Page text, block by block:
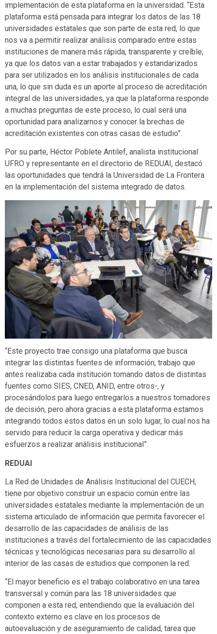
implementación de esta plataforma en la universidad. “Esta
plataforma está pensada para integrar los datos de las 18
universidades estatales que son parte de esta red, lo que
nos va a permitir realizar análisis comparado entre estas
instituciones de manera más rápida, transparente y creíble,
ya que los datos van a estar trabajados y estandarizados
para ser utilizados en los análisis institucionales de cada
una, lo que sin duda es un aporte al proceso de acreditación
integral de las universidades, ya que la plataforma responde
a muchas preguntas de este proceso, lo cual será una
oportunidad para analizarnos y conocer la brechas de
acreditación existentes con otras casas de estudio”.
Por su parte, Héctor Poblete Antilef, analista institucional
UFRO y representante en el directorio de REDUAI, destacó
las oportunidades que tendrá la Universidad de La Frontera
en la implementación del sistema integrado de datos.
“Este proyecto trae consigo una plataforma que busca
integrar las distintas fuentes de información, trabajo que
antes realizaba cada institución tomando datos de distintas
fuentes como SIES, CNED, ANID, entre otros-, y
procesándolos para luego entregarlos a nuestros tomadores
de decisión, pero ahora gracias a esta plataforma estamos
integrando todos estos datos en un solo lugar, lo cual nos ha
servido para reducir la carga operativa y dedicar más
esfuerzos a realizar análisis institucional”.
REDUAI
La Red de Unidades de Análisis Institucional del CUECH,
tiene por objetivo construir un espacio común entre las
universidades estatales mediante la implementación de un
sistema articulado de información que permita favorecer el
desarrollo de las capacidades de análisis de las
instituciones a través del fortalecimiento de las capacidades
técnicas y tecnológicas necesarias para su desarrollo al
interior de las casas de estudios que componen la red.
“El mayor beneficio es el trabajo colaborativo en una tarea
transversal y común para las 18 universidades que
componen a esta red, entendiendo que la evaluación del
contexto externo es clave en los procesos de
autoevaluación y de aseguramiento de calidad, tarea que